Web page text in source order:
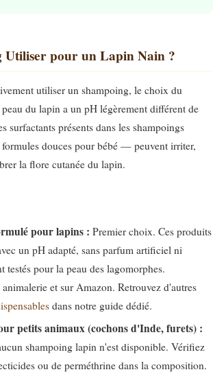
Utiliser pour un Lapin Nain ?
utiliser un shampoing, le choix du
du lapin a un pH légèrement différent de
surfactants présents dans les shampoings
douces pour bébé — peuvent irriter,
la flore cutanée du lapin.
pour lapins : Premier choix. Ces produits
un pH adapté, sans parfum artificiel ni
testés pour la peau des lagomorphes.
et sur Amazon. Retrouvez d'autres
dans notre guide dédié.
petits animaux (cochons d'Inde, furets) :
shampoing lapin n'est disponible. Vérifiez
ou de perméthrine dans la composition.